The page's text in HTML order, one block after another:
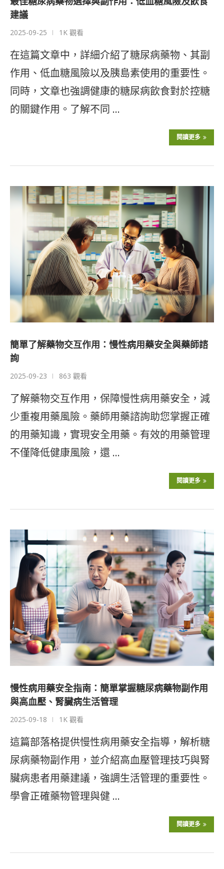
建議
2025-09-25 1K 觀看
在這篇文章中，詳細介紹了糖尿病藥物、其副
作用、低血糖風險以及胰島素使用的重要性。
同時，文章也強調健康的糖尿病飲食對於控糖
的關鍵作用。了解不同 …
閱讀更多
簡單了解藥物交互作用：慢性病用藥安全與藥師諮
詢
2025-09-23 863 觀看
了解藥物交互作用，保障慢性病用藥安全，減
少重複用藥風險。藥師用藥諮詢助您掌握正確
的用藥知識，實現安全用藥。有效的用藥管理
不僅降低健康風險，還 …
閱讀更多
慢性病用藥安全指南：簡單掌握糖尿病藥物副作用
與高血壓、腎臟病生活管理
2025-09-18 1K 觀看
這篇部落格提供慢性病用藥安全指導，解析糖
尿病藥物副作用，並介紹高血壓管理技巧與腎
臟病患者用藥建議，強調生活管理的重要性。
學會正確藥物管理與健 …
閱讀更多